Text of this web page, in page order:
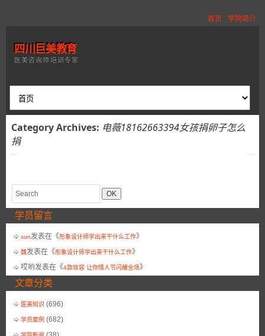
首页 学院简介
四川巨美教育
医美咨询师培训专家
Category Archives: 电薇18162663394女孩捐卵子怎么
捐
学员留言
sun发表在《形象设计师学出来干什么工作》
魏发表在《形象设计师学出来干什么工作》
哎哟发表在《4款妆容 让你情人节闪耀全场》
文章分类
医美知识 (696)
学员案例 (682)